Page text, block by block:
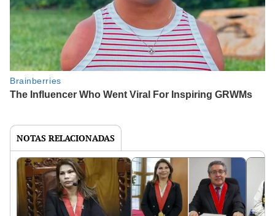
NOTAS RELACIONADAS